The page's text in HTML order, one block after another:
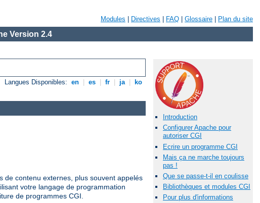
Modules Directives FAQ Glossaire Plan du site
Version 2.4
Langues Disponibles: en es fr ja ko
Introduction
Configurer Apache pour
autoriser CGI
Ecrire un programme CGI
Mais ça ne marche toujours
pas !
Que se passe-t-il en coulisse
Bibliothèques et modules CGI
Pour plus d'informations
de contenu externes, plus souvent appelés
votre langage de programmation
de programmes CGI.